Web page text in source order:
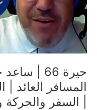
حيرة 66
المسافر العائد |
| السفر والحركة